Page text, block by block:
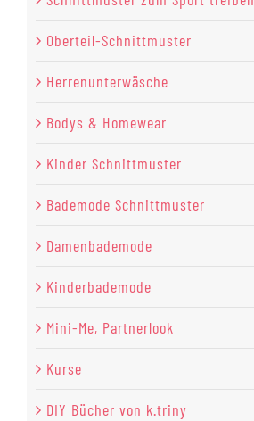
Oberteil-Schnittmuster
Herrenunterwäsche
Bodys & Homewear
Kinder Schnittmuster
Bademode Schnittmuster
Damenbademode
Kinderbademode
Mini-Me, Partnerlook
Kurse
DIY Bücher von k.triny